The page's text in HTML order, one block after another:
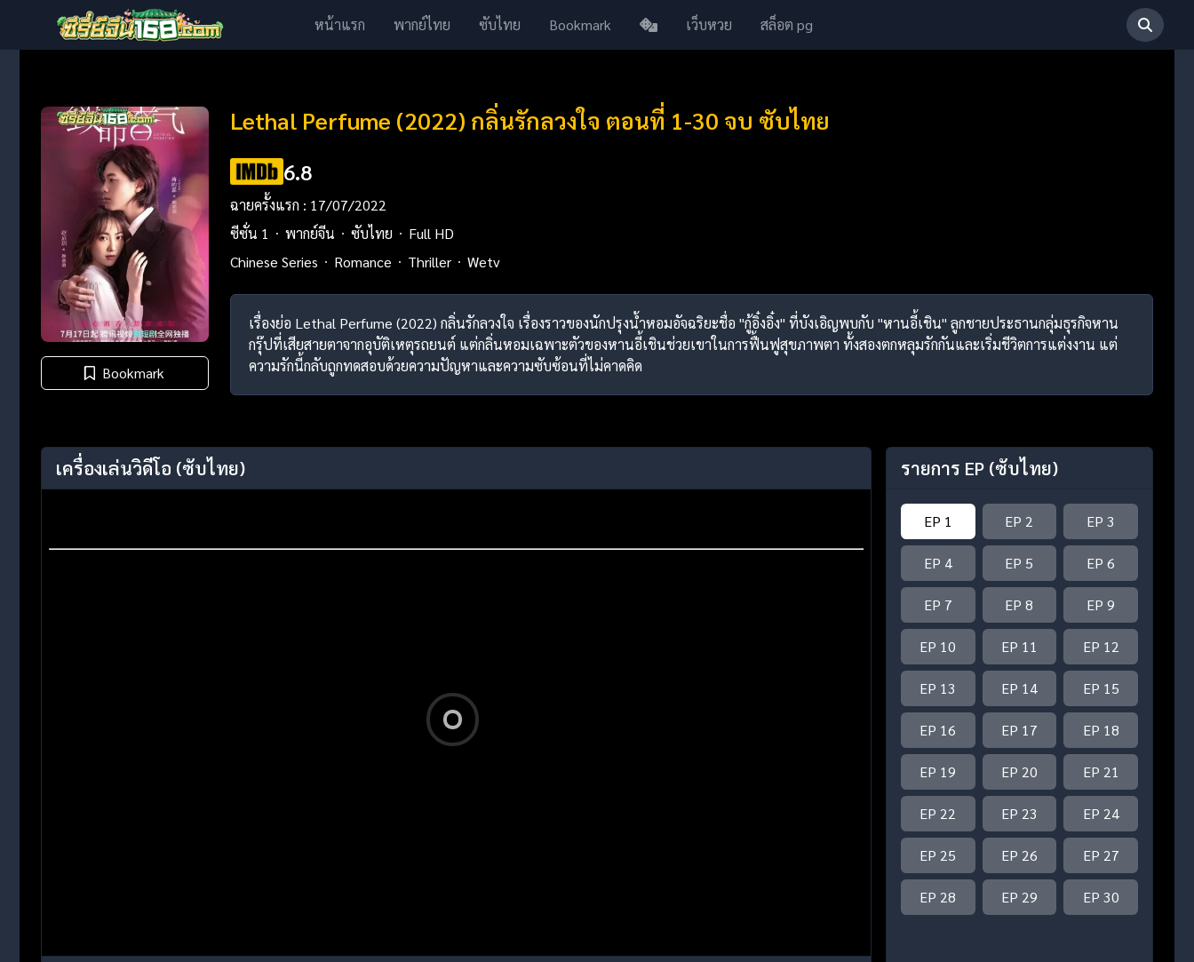
หน้าแรก พากย์ไทย ซับไทย Bookmark เว็บหวย สล็อต pg
Bookmark
Lethal Perfume (2022) กลิ่นรักลวงใจ ตอนที่ 1-30 จบ ซับไทย
6.8
ฉายครั้งแรก : 17/07/2022
ซีซั่น 1
พากย์จีน ซับไทย
Full HD
Chinese Series
Romance Thriller Wetv
เรื่องย่อ Lethal Perfume (2022) กลิ่นรักลวงใจ เรื่องราวของนักปรุงน้ำหอมอัจฉริยะชื่อ "กู้อิ๋งอิ๋ง" ที่บังเอิญพบกับ "หานอี้เชิน" ลูกชายประธานกลุ่มธุรกิจหาน
กรุ๊ปที่เสียสายตาจากอุบัติเหตุรถยนต์ แต่กลิ่นหอมเฉพาะตัวของหานอี้เชินช่วยเขาในการฟื้นฟูสุขภาพตา ทั้งสองตกหลุมรักกันและเริ่มชีวิตการแต่งงาน แต่
ความรักนี้กลับถูกทดสอบด้วยความปัญหาและความซับซ้อนที่ไม่คาดคิด
เครื่องเล่นวิดีโอ (ซับไทย) รายการ EP (ซับไทย)
EP 1 EP 2 EP 3
EP 4 EP 5 EP 6
EP 7 EP 8 EP 9
EP 10 EP 11 EP 12
EP 13 EP 14 EP 15
EP 16 EP 17 EP 18
EP 19 EP 20 EP 21
EP 22 EP 23 EP 24
EP 25 EP 26 EP 27
EP 28 EP 29 EP 30